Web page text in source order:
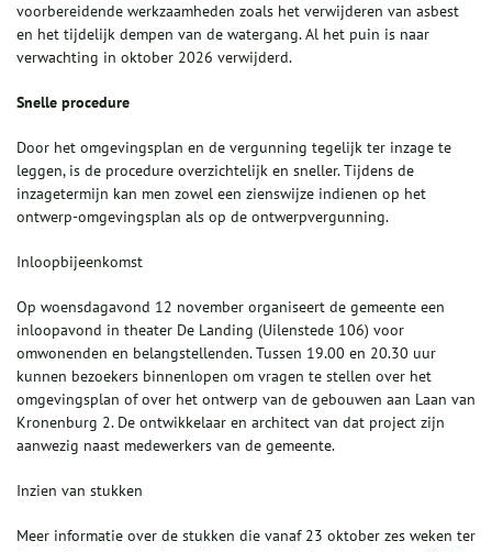
voorbereidende werkzaamheden zoals het verwijderen van asbest
en het tijdelijk dempen van de watergang. Al het puin is naar
verwachting in oktober 2026 verwijderd.
Snelle procedure
Door het omgevingsplan en de vergunning tegelijk ter inzage te
leggen, is de procedure overzichtelijk en sneller. Tijdens de
inzagetermijn kan men zowel een zienswijze indienen op het
ontwerp-omgevingsplan als op de ontwerpvergunning.
Inloopbijeenkomst
Op woensdagavond 12 november organiseert de gemeente een
inloopavond in theater De Landing (Uilenstede 106) voor
omwonenden en belangstellenden. Tussen 19.00 en 20.30 uur
kunnen bezoekers binnenlopen om vragen te stellen over het
omgevingsplan of over het ontwerp van de gebouwen aan Laan van
Kronenburg 2. De ontwikkelaar en architect van dat project zijn
aanwezig naast medewerkers van de gemeente.
Inzien van stukken
Meer informatie over de stukken die vanaf 23 oktober zes weken ter